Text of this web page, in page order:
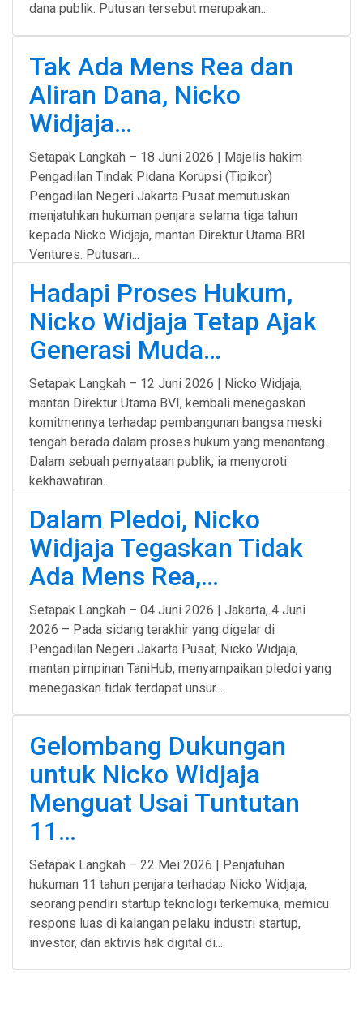
dana publik. Putusan tersebut merupakan...
Tak Ada Mens Rea dan
Aliran Dana, Nicko
Widjaja…
Setapak Langkah – 18 Juni 2026 | Majelis hakim
Pengadilan Tindak Pidana Korupsi (Tipikor)
Pengadilan Negeri Jakarta Pusat memutuskan
menjatuhkan hukuman penjara selama tiga tahun
kepada Nicko Widjaja, mantan Direktur Utama BRI
Ventures. Putusan...
Hadapi Proses Hukum,
Nicko Widjaja Tetap Ajak
Generasi Muda…
Setapak Langkah – 12 Juni 2026 | Nicko Widjaja,
mantan Direktur Utama BVI, kembali menegaskan
komitmennya terhadap pembangunan bangsa meski
tengah berada dalam proses hukum yang menantang.
Dalam sebuah pernyataan publik, ia menyoroti
kekhawatiran...
Dalam Pledoi, Nicko
Widjaja Tegaskan Tidak
Ada Mens Rea,…
Setapak Langkah – 04 Juni 2026 | Jakarta, 4 Juni
2026 – Pada sidang terakhir yang digelar di
Pengadilan Negeri Jakarta Pusat, Nicko Widjaja,
mantan pimpinan TaniHub, menyampaikan pledoi yang
menegaskan tidak terdapat unsur...
Gelombang Dukungan
untuk Nicko Widjaja
Menguat Usai Tuntutan
11…
Setapak Langkah – 22 Mei 2026 | Penjatuhan
hukuman 11 tahun penjara terhadap Nicko Widjaja,
seorang pendiri startup teknologi terkemuka, memicu
respons luas di kalangan pelaku industri startup,
investor, dan aktivis hak digital di...